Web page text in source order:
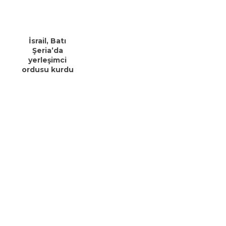
İsrail, Batı
Şeria’da
yerleşimci
ordusu kurdu